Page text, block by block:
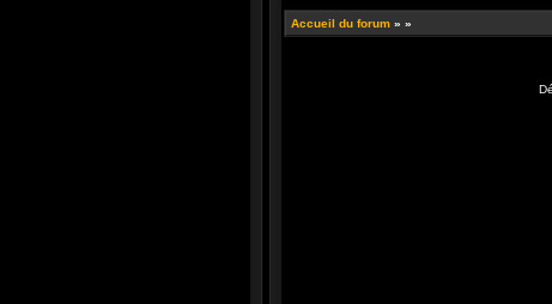
Accueil du forum » »